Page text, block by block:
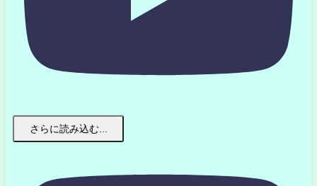
さらに読み込む...